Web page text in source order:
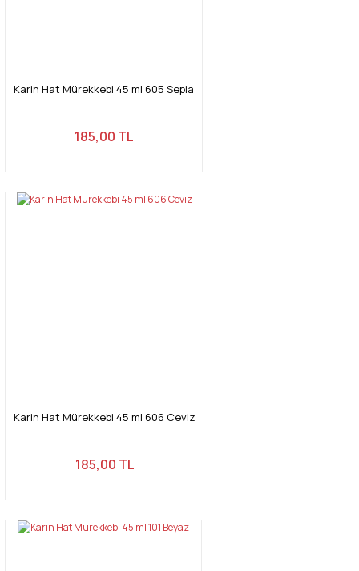
Karin Hat Mürekkebi 45 ml 605 Sepia
185,00 TL
Karin Hat Mürekkebi 45 ml 606 Ceviz
185,00 TL